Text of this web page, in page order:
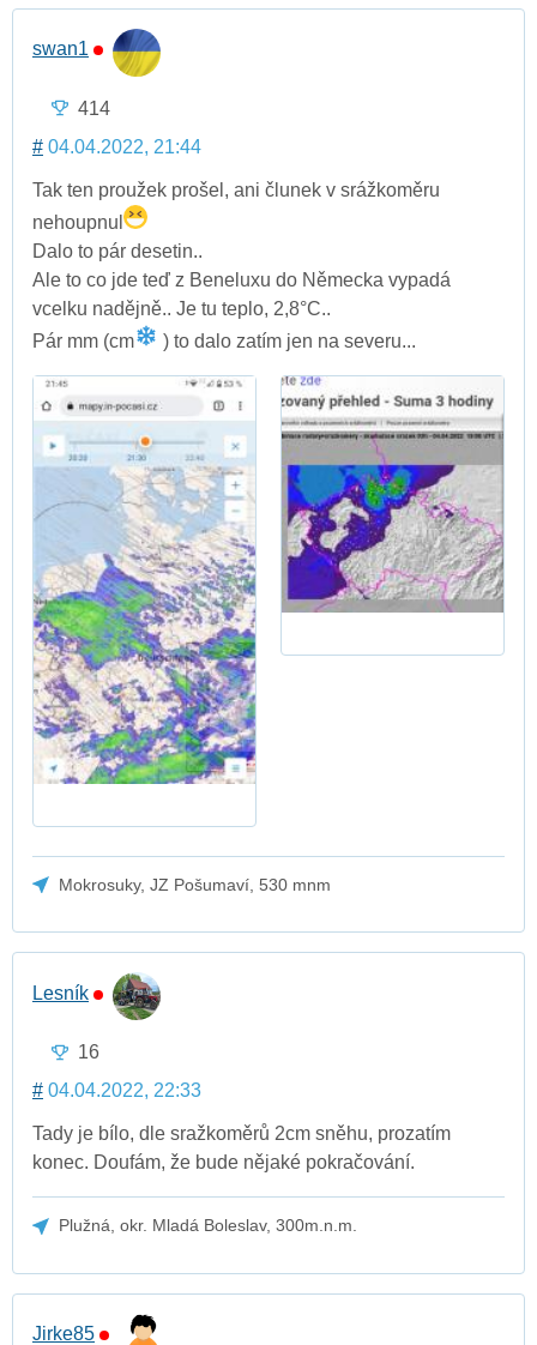
swan1
414
# 04.04.2022, 21:44
Tak ten proužek prošel, ani člunek v srážkoměru
nehoupnul
Dalo to pár desetin..
Ale to co jde teď z Beneluxu do Německa vypadá
vcelku nadějně.. Je tu teplo, 2,8°C..
Pár mm (cm
) to dalo zatím jen na severu...
Mokrosuky, JZ Pošumaví, 530 mnm
Lesník
16
# 04.04.2022, 22:33
Tady je bílo, dle sražkoměrů 2cm sněhu, prozatím
konec. Doufám, že bude nějaké pokračování.
Plužná, okr. Mladá Boleslav, 300m.n.m.
Jirke85